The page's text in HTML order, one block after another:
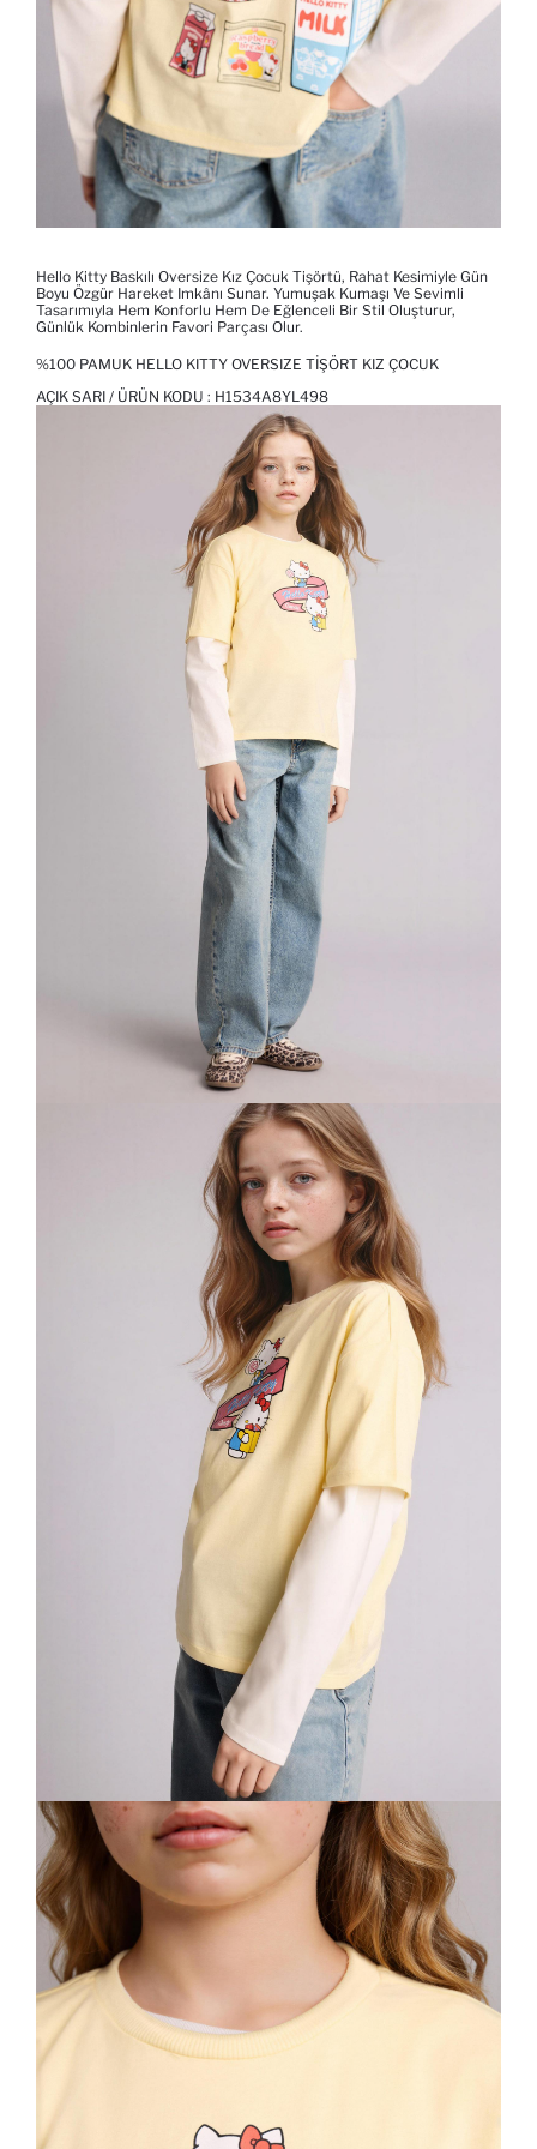
Hello Kitty Baskılı Oversize Kız Çocuk Tişörtü, Rahat Kesimiyle Gün
Boyu Özgür Hareket Imkânı Sunar. Yumuşak Kumaşı Ve Sevimli
Tasarımıyla Hem Konforlu Hem De Eğlenceli Bir Stil Oluşturur,
Günlük Kombinlerin Favori Parçası Olur.
%100 PAMUK HELLO KITTY OVERSIZE TIŞÖRT KIZ ÇOCUK
AÇIK SARI / ÜRÜN KODU : H1534A8YL498